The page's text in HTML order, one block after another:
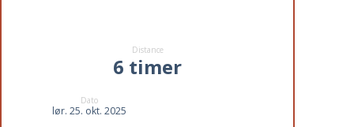
Distance
6 timer
Dato
lør. 25. okt. 2025